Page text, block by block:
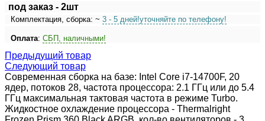
под заказ - 2шт
Комплектация, сборка: ~ 3 - 5 дней!уточняйте по телефону!
Оплата: СБП, наличными!
Предыдущий товар
Следующий товар
Современная сборка на базе: Intel Core i7-14700F, 20
ядер, потоков 28, частота процессора: 2.1 ГГц или до 5.4
ГГц максимальная тактовая частота в режиме Turbo.
Жидкостное охлаждение процессора - Thermalright